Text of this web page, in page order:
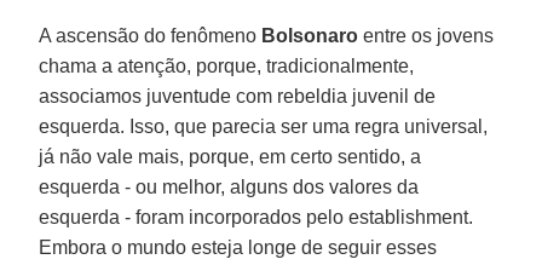
A ascensão do fenômeno Bolsonaro entre os jovens
chama a atenção, porque, tradicionalmente,
associamos juventude com rebeldia juvenil de
esquerda. Isso, que parecia ser uma regra universal,
já não vale mais, porque, em certo sentido, a
esquerda - ou melhor, alguns dos valores da
esquerda - foram incorporados pelo establishment.
Embora o mundo esteja longe de seguir esses